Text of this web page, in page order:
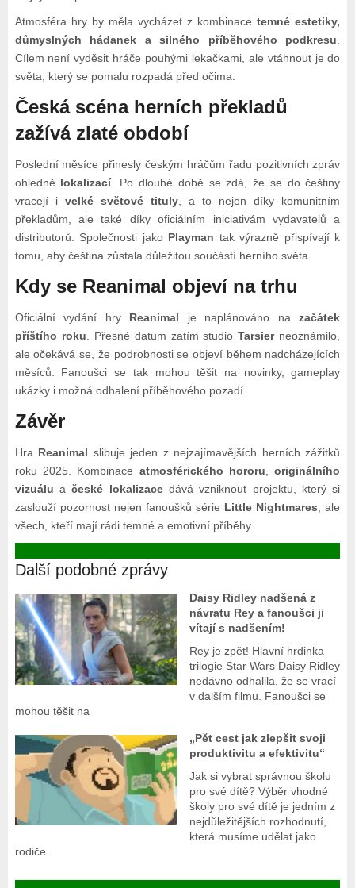
Atmosféra hry by měla vycházet z kombinacetemné estetiky,
důmyslných hádanek a silného příběhového podkresu
Cílem není vyděsit hráče pouhými lekačkami, ale vtáhnout je do
světa, který se pomalu rozpadá před očima.
Česká scéna herních překladů
zažívá zlaté období
Poslední měsíce přinesly českým hráčům řadu pozitivních zpráv
ohledně lokalizací. Po dlouhé době se zdá, že se do češtiny
vracejí i velké světové tituly, a to nejen díky komunitním
překladům, ale také díky oficiálním iniciativám vydavatelů a
distributorů. Společnosti jako Playman tak výrazně přispívají k
tomu, aby čeština zůstala důležitou součástí herního světa.
Kdy se Reanimal objeví na trhu
Oficiální vydání hry Reanimal je naplánováno nazačátek
příštího roku . Přesné datum zatím studioTarsierneoznámilo,
ale očekává se, že podrobnosti se objeví během nadcházejících
měsíců. Fanoušci se tak mohou těšit na novinky, gameplay
ukázky i možná odhalení příběhového pozadí.
Závěr
Hra Reanimal slibuje jeden z nejzajímavějších herních zážitků
roku 2025. Kombinace atmosférického hororu ,originálního
vizuálu ačeské lokalizacedává vzniknout projektu, který si
zaslouží pozornost nejen fanoušků série Little Nightmares , ale
všech, kteří mají rádi temné a emotivní příběhy.
Další podobné zprávy
Daisy Ridley nadšená z
návratu Rey a fanoušci ji
vítají s nadšením!
Rey je zpět! Hlavní hrdinka
trilogie Star Wars Daisy Ridley
nedávno odhalila, že se vrací
v dalším filmu. Fanoušci se
mohou těšit na
„Pět cest jak zlepšit svoji
produktivitu a efektivitu“
Jak si vybrat správnou školu
pro své dítě? Výběr vhodné
školy pro své dítě je jedním z
nejdůležitějších rozhodnutí,
která musíme udělat jako
rodiče.